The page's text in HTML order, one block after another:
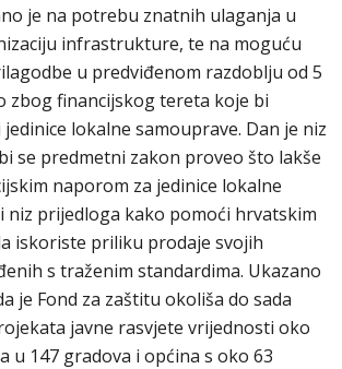
je na potrebu znatnih ulaganja u
infrastrukture, te na moguću
u predviđenom razdoblju od 5
zbog financijskog tereta koje bi
lokalne samouprave. Dan je niz
se predmetni zakon proveo što lakše
naporom za jedinice lokalne
niz prijedloga kako pomoći hrvatskim
iskoriste priliku prodaje svojih
s traženim standardima. Ukazano
je Fond za zaštitu okoliša do sada
javne rasvjete vrijednosti oko
u 147 gradova i općina s oko 63